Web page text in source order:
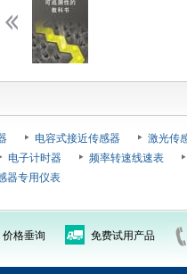
电容式接近传感器
激光传
电子计时器
频率转速线速表
器专用仪表
价格垂询 免费试用产品